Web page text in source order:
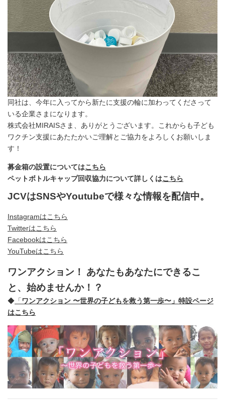
同社は、今年に入ってから新たに支援の輪に加わってくださって
いる企業さまになります。
株式会社MIRAISさま、ありがとうございます。これからも子ども
ワクチン支援にあたたかいご理解とご協力をよろしくお願いしま
す！
募金箱の設置についてはこちら
ペットボトルキャップ回収協力について詳しくはこちら
JCVはSNSやYoutubeで様々な情報を配信中。
Instagramはこちら
Twitterはこちら
Facebookはこちら
YouTubeはこちら
ワンアクション！ あなたもあなたにできるこ
と、始めませんか！？
◆ 「 ワンアクション 〜世界の子どもを救う第一歩〜」特設ページ
はこちら